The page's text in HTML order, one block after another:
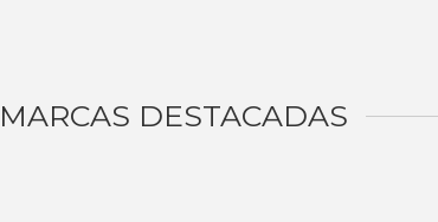
MARCAS DESTACADAS